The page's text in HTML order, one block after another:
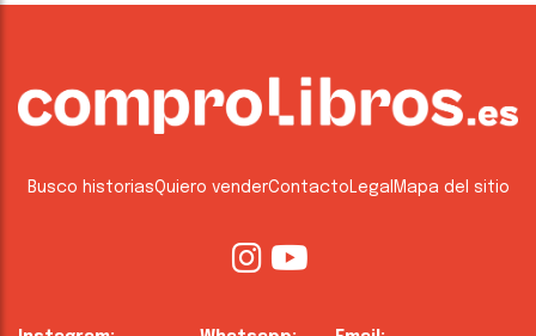
Busco historiasQuiero venderContacto Legal Mapa del sitio